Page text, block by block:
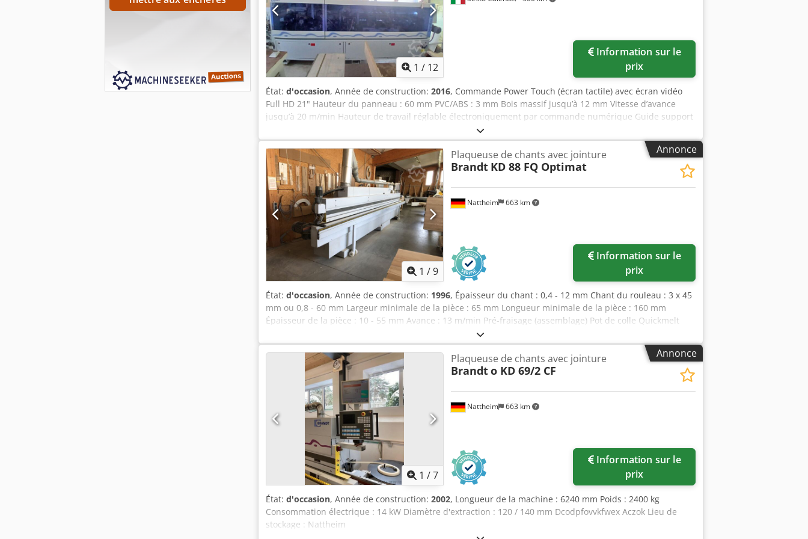
1 / 12
Information sur le
prix
État: d'occasion, Année de construction: 2016, Commande Power Touch (écran tactile) avec écran vidéo
Full HD 21" Hauteur du panneau : 60 mm PVC/ABS : 3 mm Bois massif jusqu’à 12 mm Vitesse d’avance
jusqu’à 20 m/min Hauteur de travail réglable électroniquement par commande numérique Guide support
panneau avec routines de ralenti Convoyeur latéral à rouleaux avec roues de ralenti Groupe antiadhésif
Groupe redresseur à deux moteurs Plaque porte-rouleau Groupe d’encollage pour colle EVA avec pré-
fusion et bac à colle Groupe de pression des chants sur profilés droits avec rouleaux de pression
réglables automatiquement par commande numérique Groupe de coupe en bout avec réglage
automatique de l’inclinaison Groupe de chanfreinage à deux moteurs avec réglage Groupe d’arrondi
multifonction à deux moteurs (chanfreinage + arrondi) Groupe de raclage des chants avec réglage
électronique par commande numérique Groupe de raclage de la colle Groupe de brosses Groupe
antiadhésif Dcjdpfswwtpyjx Aczok
Annonce
1 /9
Nattheim 663 km
Plaqueuse de chants avec jointure
Brandt KD 88 FQ Optimat
Information sur le
prix
État: d'occasion, Année de construction: 1996, Épaisseur du chant : 0,4 - 12 mm Chant du rouleau : 3 x 45
mm ou 0,8 - 60 mm Largeur minimale de la pièce : 65 mm Longueur minimale de la pièce : 160 mm
Épaisseur de la pièce : 10 - 55 mm Avance : 13 m/min Pré-fraisage (assemblage) Pot de colle Quickmelt
Collage de la pièce Ébarbage Fraisage à ras Fraisage de chanfrein Fraisage de rayon Copie d'angle Racloir
plat Unité de polissage Dimensions de la machine : 7450 x 1220 x 2400 mm Poids : 3000 kg Dodpfx Aovvkd
Tjczeck Lieu de stockage : Nattheim
Annonce
1 /7
Nattheim 663 km
Plaqueuse de chants avec jointure
Brandto KD 69/2 CF
Information sur le
prix
État: d'occasion, Année de construction: 2002, Longueur de la machine : 6240 mm Poids : 2400 kg
Consommation électrique : 14 kW Diamètre d'extraction : 120 / 140 mm Dcodpfovvkfwex Aczok Lieu de
stockage : Nattheim